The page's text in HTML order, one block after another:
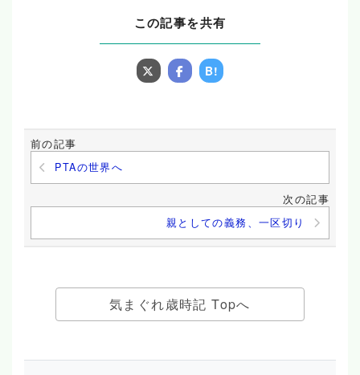
この記事を共有
B!
前の記事
PTAの世界へ
次の記事
親としての義務、一区切り
気まぐれ歳時記 Topへ